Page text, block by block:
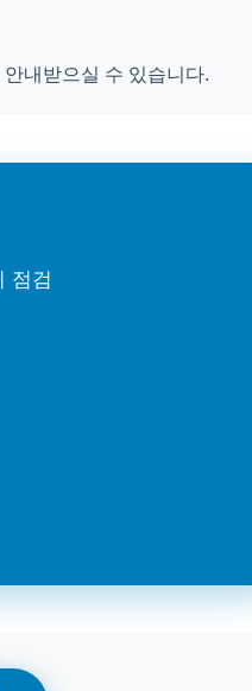
내받으실 수 있습니다.
점검